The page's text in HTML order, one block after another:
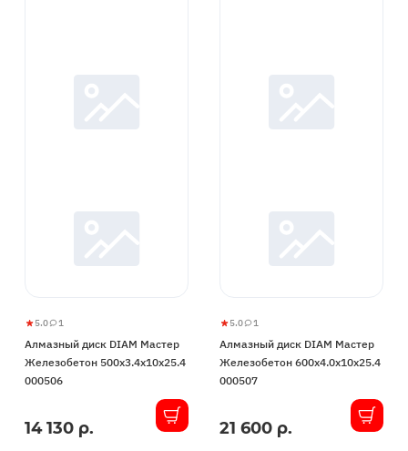
Алмазный
диск
DIAM
500x3.4x10x25.4
5.0
5
1 1
Алмазный диск DIAM Мастер
Железобетон 500x3.4x10x25.4
000506
В
14 130 р.
Алмазный
диск
DIAM
600x4.0x10x25.4
5.0
5
1 1
Алмазный диск DIAM Мастер
Железобетон 600x4.0x10x25.4
000507
В
21 600 р.